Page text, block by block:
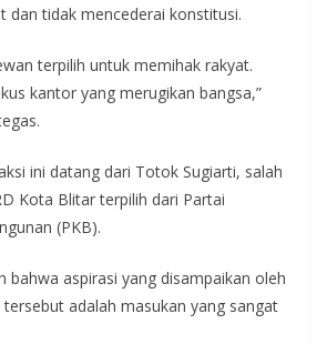
dan tidak mencederai konstitusi.
terpilih untuk memihak rakyat.
kantor yang merugikan bangsa,”
ini datang dari Totok Sugiarti, salah
Kota Blitar terpilih dari Partai
(PKB).
bahwa aspirasi yang disampaikan oleh
adalah masukan yang sangat